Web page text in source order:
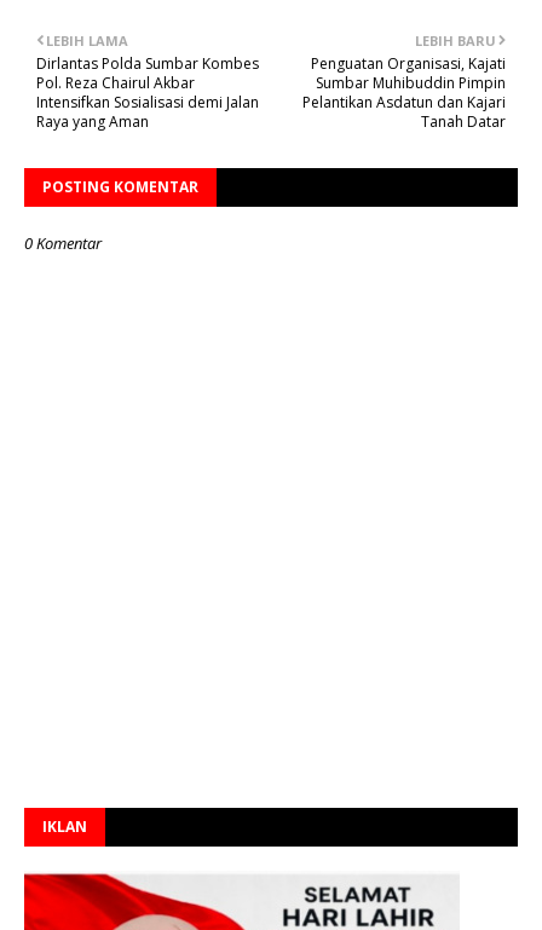
LEBIH BARU
Penguatan Organisasi, Kajati
Sumbar Muhibuddin Pimpin
Pelantikan Asdatun dan Kajari
Tanah Datar
LEBIH LAMA
Dirlantas Polda Sumbar Kombes
Pol. Reza Chairul Akbar
Intensifkan Sosialisasi demi Jalan
Raya yang Aman
POSTING KOMENTAR
0 Komentar
IKLAN